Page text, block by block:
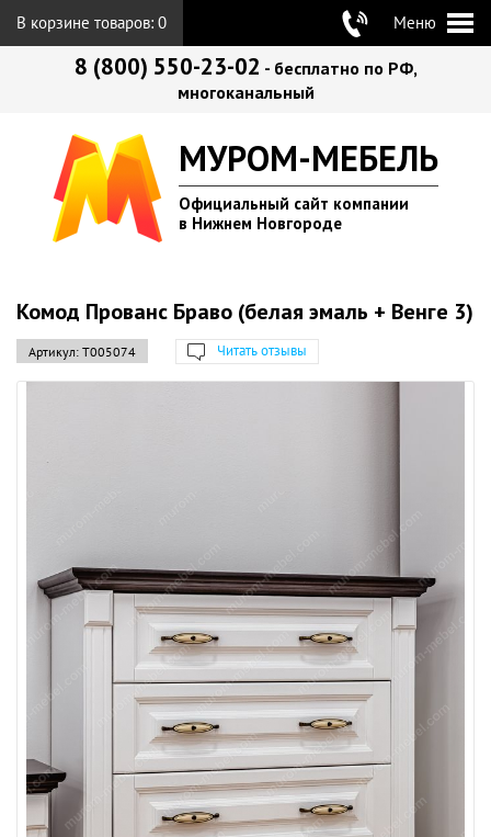
В корзине товаров: 0 Меню
8 (800) 550-23-02 - бесплатно по РФ,
многоканальный
МУРОМ-МЕБЕЛЬ
Официальный сайт компании
в Нижнем Новгороде
Комод Прованс Браво (белая эмаль + Венге 3)
Артикул: Т005074 Читать отзывы